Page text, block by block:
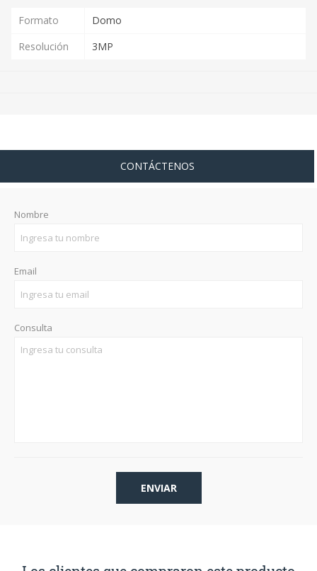
Formato
Domo
Resolución
3MP
CONTÁCTENOS
Nombre
Email
Consulta